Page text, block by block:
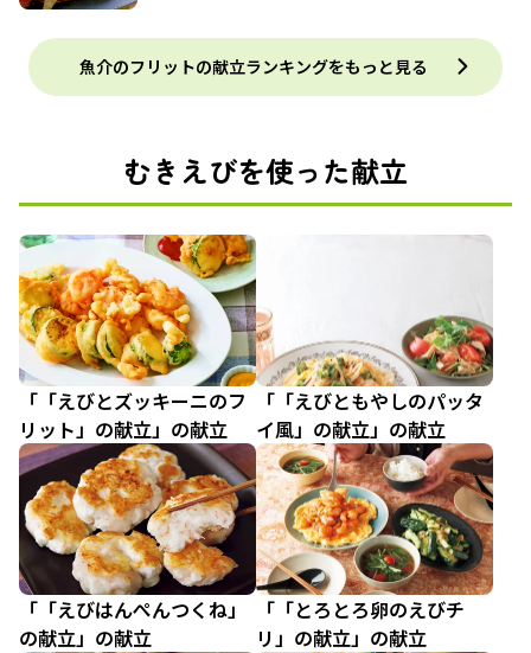
魚介のフリットの献立ランキングをもっと見る
むきえびを使った献立
「「えびとズッキーニのフ
リット」の献立」の献立
「「えびともやしのパッタ
イ風」の献立」の献立
「「えびはんぺんつくね」
の献立」の献立
「「とろとろ卵のえびチ
リ」の献立」の献立